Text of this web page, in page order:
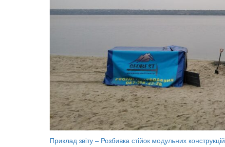
Приклад звіту – Розбивка стійок модульних конструкцій